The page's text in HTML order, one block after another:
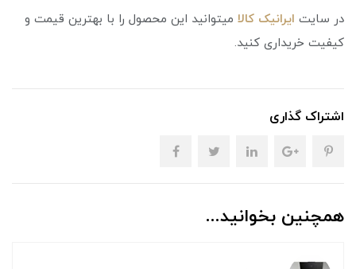
در سایت ایرانیک کالا میتوانید این محصول را با بهترین قیمت و
کیفیت خریداری کنید.
اشتراک گذاری
همچنین بخوانید...